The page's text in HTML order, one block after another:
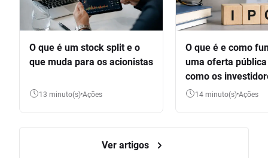
O que é um stock split e o
que muda para os acionistas
13 minuto(s) Ações
O que é e como
uma oferta
como os
participar
14 minuto(s) Ações
Ver artigos